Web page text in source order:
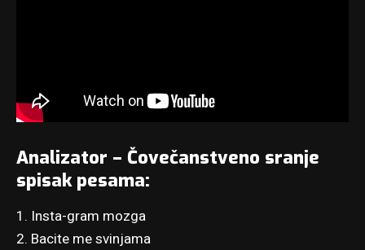
Analizator – Čovečanstveno sranje
spisak pesama:
1. Insta-gram mozga
2. Bacite me svinjama